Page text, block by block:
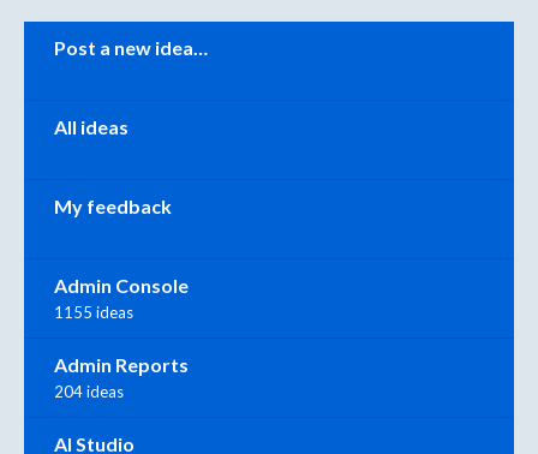
Categories
Post a new idea…
All ideas
My feedback
Admin Console
1155 ideas
Admin Reports
204 ideas
AI Studio